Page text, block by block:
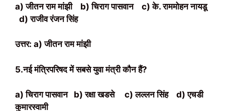
a) जीतन राम मांझी b) चिराग पासवान c) के. राममोहन नायडू
d) राजीव रंजन सिंह
उत्तर: a) जीतन राम मांझी
5.नई मंत्रिपरिषद में सबसे युवा मंत्री कौन हैं?
a) चिराग पासवान b) रक्षा खडसे c) लल्लन सिंह d) एचडी
कुमारस्वामी